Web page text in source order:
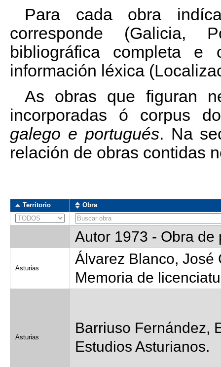
Para cada obra
corresponde (Galicia,
bibliográfica completa
información léxica
As obras que figuran
incorporadas ó corpus
galego e portugués. Na
relación de obras contidas
Territorio Obra
Autor 1973 - Obra de
Asturias
Álvarez Blanco,
Memoria de
Asturias
Barriuso Fernández,
Estudios Asturianos.